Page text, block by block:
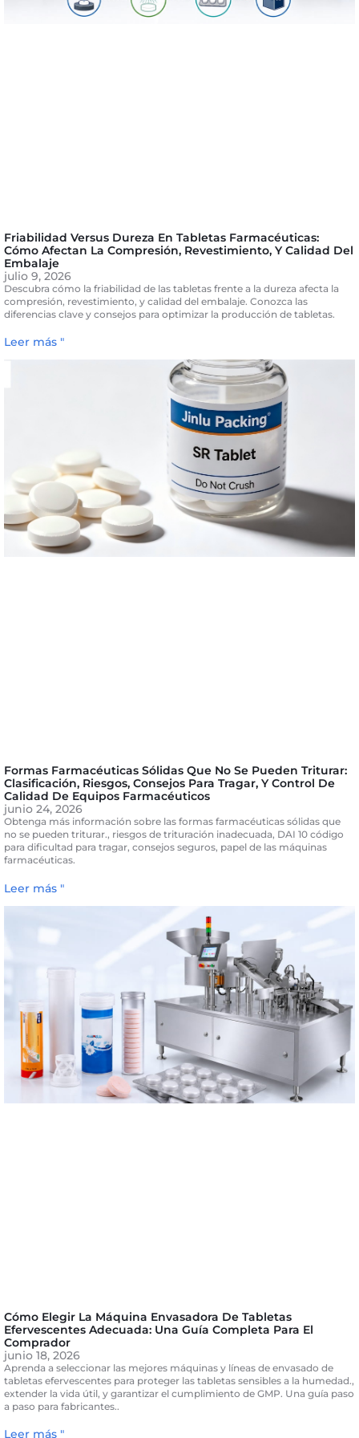
Friabilidad Versus Dureza En Tabletas Farmacéuticas:
Cómo Afectan La Compresión, Revestimiento, Y Calidad Del
Embalaje
julio 9, 2026
Descubra cómo la friabilidad de las tabletas frente a la dureza afecta la
compresión, revestimiento, y calidad del embalaje. Conozca las
diferencias clave y consejos para optimizar la producción de tabletas.
Leer más "
Formas Farmacéuticas Sólidas Que No Se Pueden Triturar:
Clasificación, Riesgos, Consejos Para Tragar, Y Control De
Calidad De Equipos Farmacéuticos
junio 24, 2026
Obtenga más información sobre las formas farmacéuticas sólidas que
no se pueden triturar., riesgos de trituración inadecuada, DAI 10 código
para dificultad para tragar, consejos seguros, papel de las máquinas
farmacéuticas.
Leer más "
Cómo Elegir La Máquina Envasadora De Tabletas
Efervescentes Adecuada: Una Guía Completa Para El
Comprador
junio 18, 2026
Aprenda a seleccionar las mejores máquinas y líneas de envasado de
tabletas efervescentes para proteger las tabletas sensibles a la humedad.,
extender la vida útil, y garantizar el cumplimiento de GMP. Una guía paso
a paso para fabricantes..
Leer más "